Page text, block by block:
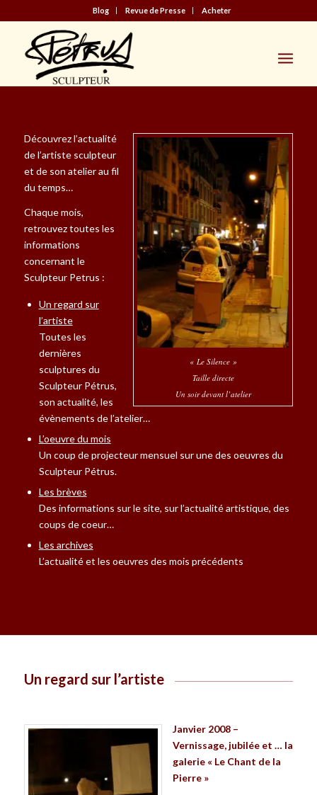
Blog Revue de Presse Acheter
« Le Silence »
Taille directe
Un soir devant l’atelier
Découvrez l’actualité
de l’artiste sculpteur
et de son atelier au fil
du temps…
Chaque mois,
retrouvez toutes les
informations
concernant le
Sculpteur Petrus :
Un regard sur
l’artiste
Toutes les
dernières
sculptures du
Sculpteur Pétrus,
son actualité, les
évènements de l’atelier…
L’oeuvre du mois
Un coup de projecteur mensuel sur une des oeuvres du
Sculpteur Pétrus.
Les brèves
Des informations sur le site, sur l’actualité artistique, des
coups de coeur…
Les archives
L’actualité et les oeuvres des mois précédents
Un regard sur l’artiste
Janvier 2008 –
Vernissage, jubilée et … la
galerie « Le Chant de la
Pierre »